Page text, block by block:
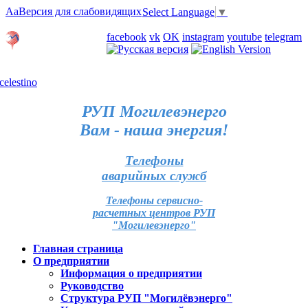
AaВерсия для слабовидящихSelect Language ▼
facebook vk OK instagram youtube telegram
РУП Могилевэнерго
Вам - наша энергия!
Телефоны
аварийных служб
Телефоны сервисно-
расчетных центров РУП
"Могилевэнерго"
Главная страница
О предприятии
Информация о предприятии
Руководство
Структура РУП "Могилёвэнерго"